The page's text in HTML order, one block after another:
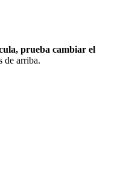
prueba cambiar el
de arriba.